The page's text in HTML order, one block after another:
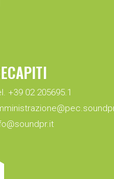
+39 02 205695.1